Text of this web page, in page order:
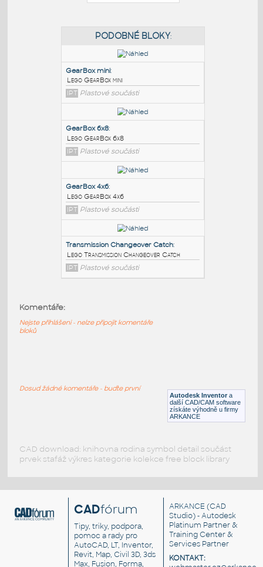
GearBox mini:
Lego GearBox mini
IPT Plastové součásti
GearBox 6x8:
Lego GearBox 6x8
IPT
Plastové součásti
Lego Transmission Changeover Catch
Autodesk Inventor a
další CAD/CAM software
získáte výhodně u firmy
ARKANCE
Komentáře:
Nejste přihlášeni - nelze připojit komentáře
bloků
Dosud žádné komentáře - buďte první
CAD download: knihovna rodina symbol detail součást
prvek stafáž výkres kategorie kolekce free block library
CADfórum
Tipy, triky, podpora,
pomoc a rady pro
AutoCAD, LT, Inventor,
Revit, Map, Civil 3D, 3ds
Max, Fusion, Forma,
ARKANCE (CAD
Studio) - Autodesk
Platinum Partner &
Training Center &
Services Partner
KONTAKT: